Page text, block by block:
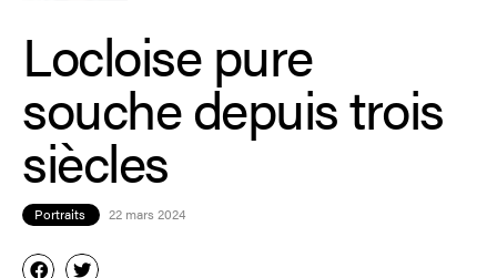
Locloise pure
souche depuis trois
siècles
Portraits 22 mars 2024